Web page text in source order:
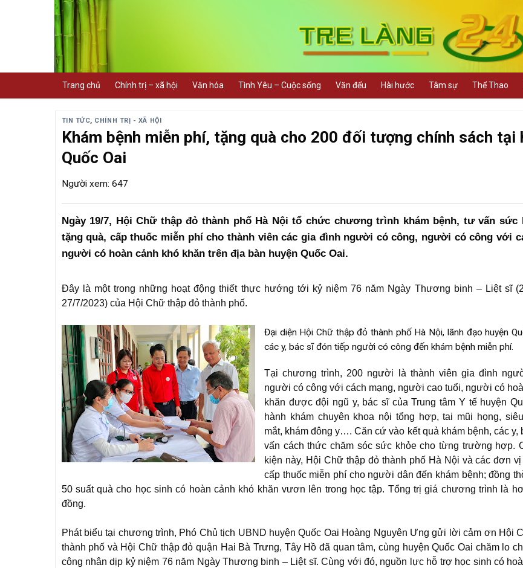
Trang chủ Chính trị – xã hội Văn hóa Tình Yêu – Cuộc sống Văn đểu Hài hước Tâm sự Thể Thao
TIN TỨC, CHÍNH TRỊ - XÃ HỘI
Khám bệnh miễn phí, tặng quà cho 200 đối tượng chính sách tại
Quốc Oai
Người xem: 647
Ngày 19/7, Hội Chữ thập đỏ thành phố Hà Nội tổ chức chương trình khám bệnh, tư vấn sức
tặng quà, cấp thuốc miễn phí cho thành viên các gia đình người có công, người có công với
người có hoàn cảnh khó khăn trên địa bàn huyện Quốc Oai.
Đây là một trong những hoạt động thiết thực hướng tới kỷ niệm 76 năm Ngày Thương binh – Liệt sĩ
27/7/2023) của Hội Chữ thập đỏ thành phố.
Đại diện Hội Chữ thập đỏ thành phố Hà Nội, lãnh đạo huyện
các y, bác sĩ đón tiếp người có công đến khám bệnh miễn phí.
Tại chương trình, 200 người là thành viên gia đình
người có công với cách mạng, người cao tuổi, người có
khăn được đội ngũ y, bác sĩ của Trung tâm Y tế huyện
hành khám chuyên khoa nội tổng hợp, tai mũi họng,
mắt, khám đông y…. Căn cứ vào kết quả khám bệnh, các y,
vấn cách thức chăm sóc sức khỏe cho từng trường hợp.
kiện này, Hội Chữ thập đỏ thành phố Hà Nội và các đơn
cấp thuốc miễn phí cho người dân đến khám bệnh; đồng
50 suất quà cho học sinh có hoàn cảnh khó khăn vươn lên trong học tập. Tổng trị giá chương trình là
đồng.
Phát biểu tại chương trình, Phó Chủ tịch UBND huyện Quốc Oai Hoàng Nguyên Ưng gửi lời cảm ơn Hội
thành phố và Hội Chữ thập đỏ quận Hai Bà Trưng, Tây Hồ đã quan tâm, cùng huyện Quốc Oai chăm lo
công nhân dịp kỷ niệm 76 năm Ngày Thương binh – Liệt sĩ. Cùng với đó, nguồn lực hỗ trợ học sinh có